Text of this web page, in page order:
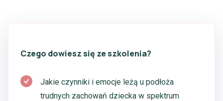
Czego dowiesz się ze szkolenia?
Jakie czynniki i emocje leżą u podłoża
trudnych zachowań dziecka w spektrum